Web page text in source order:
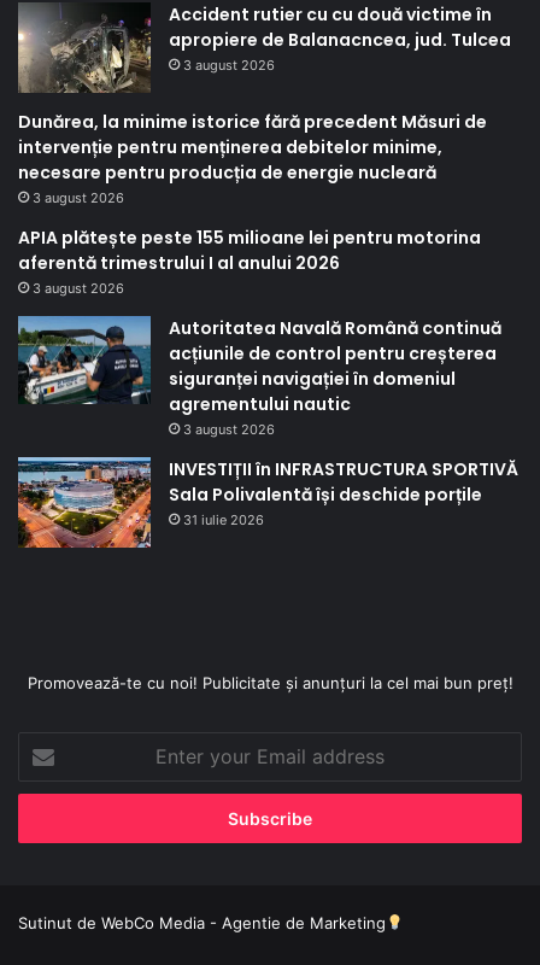
Accident rutier cu cu două victime în
apropiere de Balanacncea, jud. Tulcea
3 august 2026
Dunărea, la minime istorice fără precedent Măsuri de
intervenție pentru menținerea debitelor minime,
necesare pentru producția de energie nucleară
3 august 2026
APIA plătește peste 155 milioane lei pentru motorina
aferentă trimestrului I al anului 2026
3 august 2026
Autoritatea Navală Română continuă
acțiunile de control pentru creșterea
siguranței navigației în domeniul
agrementului nautic
3 august 2026
INVESTIȚII în INFRASTRUCTURA SPORTIVĂ
Sala Polivalentă își deschide porțile
31 iulie 2026
Promovează-te cu noi! Publicitate și anunțuri la cel mai bun preț!
your
Email
Sutinut de WebCo Media - Agentie de Marketing